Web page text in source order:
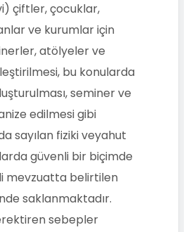
çiftler, çocuklar,
ve kurumlar için
atölyeler ve
bu konularda
seminer ve
edilmesi gibi
sayılan fiziki veyahut
güvenli bir biçimde
mevzuatta belirtilen
saklanmaktadır.
sebepler